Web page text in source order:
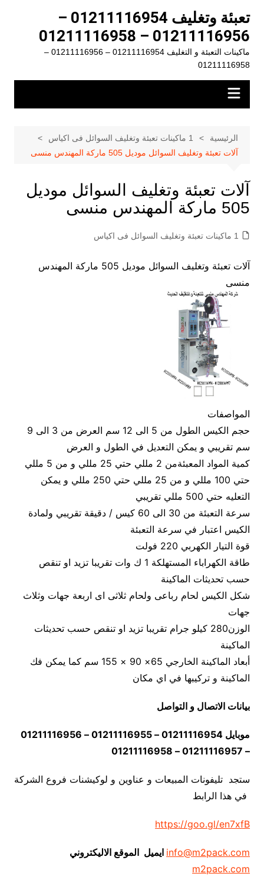
المحتوى
تعبئة وتغليف 01211116954 –
01211116956 – 01211116958
ماكينات التعبئة و التغليف 01211116954 – 01211116956 –
01211116958
الرئيسية
1 ماكينات تعبئة وتغليف السوائل فى اكياس
آلات تعبئة وتغليف السوائل موديل 505 ماركة المهندس منسى
آلات تعبئة وتغليف السوائل موديل
505 ماركة المهندس منسى
1 ماكينات تعبئة وتغليف السوائل فى اكياس
آلات تعبئة وتغليف السوائل موديل 505 ماركة المهندس
منسى
المواصفات
حجم الكيس الطول من 5 الى 12 سم العرض من 3 الى 9
سم تقريبي و يمكن التعديل في الطول و العرض
كمية المواد المعبئةمن 2 مللي حتي 25 مللي و من 5 مللي
حتي 100 مللي و من 25 مللي حتي 250 مللي و يمكن
التعليه حتي 500 مللي تقريبي
سرعة التعبئة من 30 الى 60 كيس / دقيقة تقريبي ولمادة
الكيس اعتبار في سرعة التعبئة
قوة التيار الكهربي 220 فولت
طاقة الكهراباء المستهلكة 1 ك وات تقريبا تزيد او تنقص
حسب تحديثات الماكينة
شكل الكيس لحام رباعى ولحام ثلاثى اى اربعة جهات وثلاث
جهات
الوزن280 كيلو جرام تقريبا تزيد او تنقص حسب تحديثات
الماكينة
أبعاد الماكينة الخارجي 65× 90 × 155 سم كما يمكن فك
الماكينة و تركيبها في اي مكان
بيانات الاتصال و التواصل
موبايل 01211116954 – 01211116955 – 01211116956
– 01211116957 – 01211116958
ستجد تليفونات المبيعات و عناوين و لوكيشنات فروع الشركة
في هذا الرابط
https://goo.gl/en7xfB
info@m2pack.com ايميل الموقع الاليكتروني
m2pack.com